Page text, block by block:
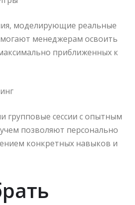
моделирующие реальные
менеджерам освоить
приближенных к
групповые сессии с опытным
позволяют персонально
конкретных навыков и